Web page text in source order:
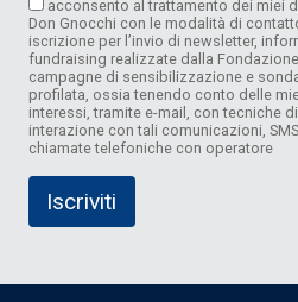
acconsento al trattamento dei miei
Don Gnocchi con le modalità di
iscrizione per l’invio di newsletter,
fundraising realizzate dalla
campagne di sensibilizzazione e
profilata, ossia tenendo conto delle
interessi, tramite e-mail, con tecniche
interazione con tali comunicazioni,
chiamate telefoniche con operatore